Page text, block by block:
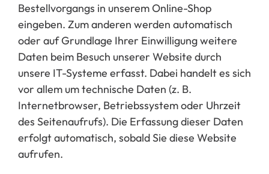
Bestellvorgangs in unserem Online-Shop
eingeben. Zum anderen werden automatisch
oder auf Grundlage Ihrer Einwilligung weitere
Daten beim Besuch unserer Website durch
unsere IT-Systeme erfasst. Dabei handelt es sich
vor allem um technische Daten (z. B.
Internetbrowser, Betriebssystem oder Uhrzeit
des Seitenaufrufs). Die Erfassung dieser Daten
erfolgt automatisch, sobald Sie diese Website
aufrufen.